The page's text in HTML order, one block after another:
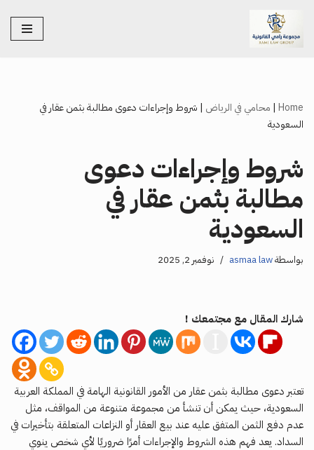
تخطى
Home
| محامي في الرياض | شروط وإجراءات دعوى مطالبة بثمن عقار في
السعودية
شروط وإجراءات دعوى
مطالبة بثمن عقار في
السعودية
بواسطةasmaa law نوفمبر 2, 2025
شارك المقال مع مجتمعك !
تعتبر دعوى مطالبة بثمن عقار من الأمور القانونية الهامة في المملكة العربية
السعودية، حيث يمكن أن تنشأ من مجموعة متنوعة من المواقف، مثل
عدم دفع الثمن المتفق عليه عند بيع العقار أو النزاعات المتعلقة بتأخيرات في
السداد. يعد فهم هذه الشروط والإجراءات أمرًا ضروريًا لأي شخص ينوي